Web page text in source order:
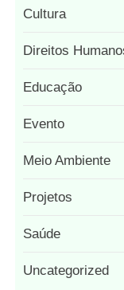
Cultura
Direitos
Educação
Evento
Meio Ambiente
Projetos
Saúde
Uncategorized